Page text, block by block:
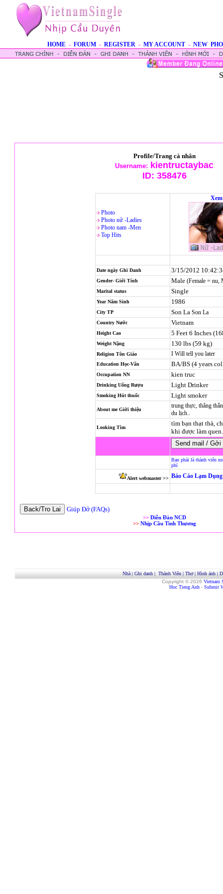
HOME - FORUM - REGISTER - MY ACCOUNT - NEW
Profile/Trang cá nhân
Username: kientructaybac
ID: 358476
Photo
Photo nử -Ladies
Photo nam -Men
Top Hits
Date ngày Ghi Danh 3/15/2012
Gender- Giới Tính Male (Female = nu,
Marital status Single
Year Năm Sinh 1986
City TP Son La Son La
Country Nước Vietnam
Height Cao 5 Feet 6 Inches
Weight Nặng 130 lbs (59 kg)
Religion Tôn Giáo I Will tell you later
Education Học-Vấn BA/BS (4 years
Occupation NN kien truc
Drinking Uống Rượu Light Drinker
Smoking Hút thuốc Light smoker
About me Giới thiệu
trung thực, thẳng
du lịch..
Looking Tìm
tìm bạn thạt thà,
khi được làm
Bạn phải là thành viên
phí
Alert webmaster >> Báo Cáo Lạm
Giúp Đở (FAQs)
>> Diễn Đàn NCD
>> Nhịp Cầu Tình Thương
Nhà| Ghi danh| Thành Viên| Thơ| Hình ảnh|
Copyright © 2026 Vietnam
Hoc Tieng Anh - Submit